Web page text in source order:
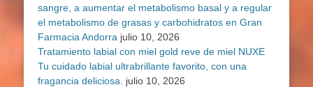
sangre, a aumentar el metabolismo basal y a regular
el metabolismo de grasas y carbohidratos en Gran
Farmacia Andorra julio 10, 2026
Tratamiento labial con miel gold reve de miel NUXE
Tu cuidado labial ultrabrillante favorito, con una
fragancia deliciosa.
julio 10, 2026